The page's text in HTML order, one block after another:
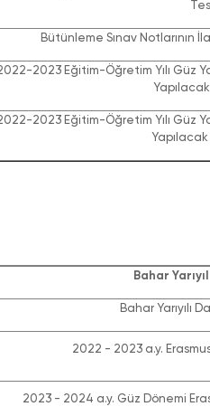
Bütünleme Sınav Notlarının
2023 Eğitim-Öğretim Yılı Güz
2023 Eğitim-Öğretim Yılı Güz
Yapılacak
Bahar
Bahar Yarıyılı
2022 - 2023 a.y.
2023 - 2024 a.y. Güz Dönemi